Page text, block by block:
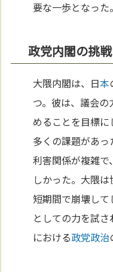
要な一歩となった。
政党内閣の挑戦
大隈内閣は、日本
つ。彼は、議会の
めることを目標に
多くの課題があ
利害関係が複雑
しかった。大隈
短期間で崩壊し
としての力を試
における政党政治